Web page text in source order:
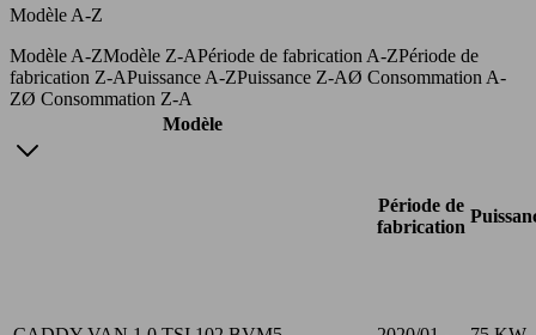
Modèle A-Z
Modèle A-ZModèle Z-APériode de fabrication A-ZPériode de
fabrication Z-APuissance A-ZPuissance Z-AØ Consommation A-
ZØ Consommation Z-A
Modèle
Période de
fabrication